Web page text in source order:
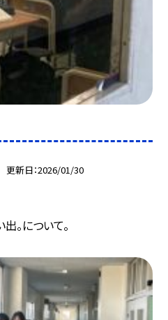
更新日 2026/01/30
。について。